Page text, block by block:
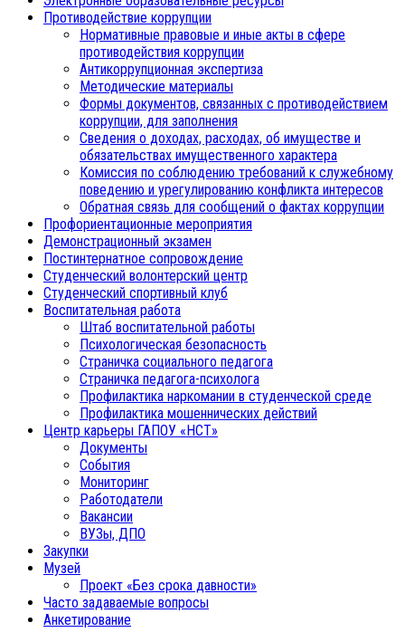
Противодействие коррупции
Нормативные правовые и иные акты в сфере
противодействия коррупции
Антикоррупционная экспертиза
Методические материалы
Формы документов, связанных с противодействием
коррупции, для заполнения
Сведения о доходах, расходах, об имуществе и
обязательствах имущественного характера
Комиссия по соблюдению требований к служебному
поведению и урегулированию конфликта интересов
Обратная связь для сообщений о фактах коррупции
Профориентационные мероприятия
Демонстрационный экзамен
Постинтернатное сопровождение
Студенческий волонтерский центр
Студенческий спортивный клуб
Воспитательная работа
Штаб воспитательной работы
Психологическая безопасность
Страничка социального педагога
Страничка педагога-психолога
Профилактика наркомании в студенческой среде
Профилактика мошеннических действий
Центр карьеры ГАПОУ «НСТ»
Документы
События
Мониторинг
Работодатели
Вакансии
ВУЗы, ДПО
Закупки
Музей
Проект «Без срока давности»
Часто задаваемые вопросы
Анкетирование